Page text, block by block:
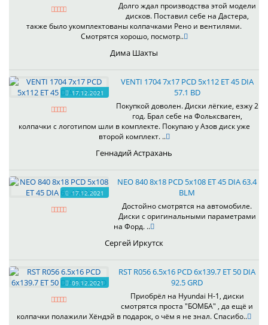
Долго ждал производства этой модели
дисков. Поставил себе на Дастера,
также было укомплектованы колпачками Рено и вентилями.
Смотрятся хорошо, посмотр..
Дима Шахты
17.12.2021
VENTI 1704 7x17 PCD 5x112 ET 45 DIA
57.1 BD
Покупкой доволен. Диски лёгкие, езжу 2
год. Брал себе на Фольксваген,
колпачки с логотипом шли в комплекте. Покупаю у Азов диск уже
второй комплект. ..
Геннадий Астрахань
17.12.2021
NEO 840 8x18 PCD 5x108 ET 45 DIA 63.4
BLM
Достойно смотрятся на автомобиле.
Диски с оригинальными параметрами
на Форд. ..
Сергей Иркутск
09.12.2021
RST R056 6.5x16 PCD 6x139.7 ET 50 DIA
92.5 GRD
Приобрёл на Hyundai H-1, диски
смотрятся проста "БОМБА" , да ещё и
колпачки полажили Хёндэй в подарок, о чём я не знал. Спасибо..